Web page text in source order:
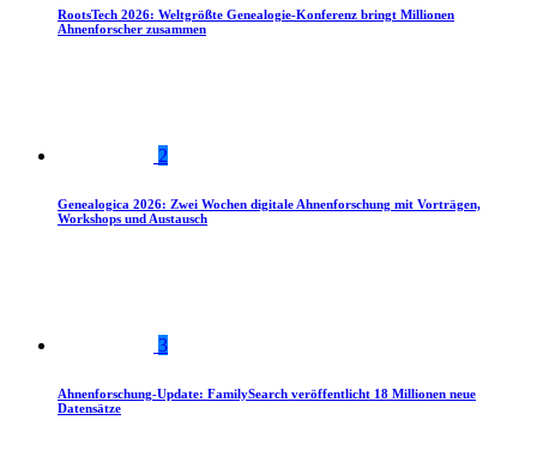
RootsTech 2026: Weltgrößte Genealogie-Konferenz bringt Millionen
Ahnenforscher zusammen
2
Genealogica 2026: Zwei Wochen digitale Ahnenforschung mit Vorträgen,
Workshops und Austausch
3
Ahnenforschung-Update: FamilySearch veröffentlicht 18 Millionen neue
Datensätze